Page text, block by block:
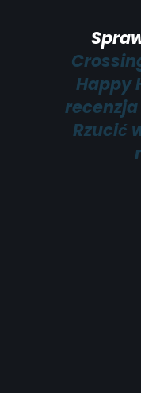
Happy
Rzucić